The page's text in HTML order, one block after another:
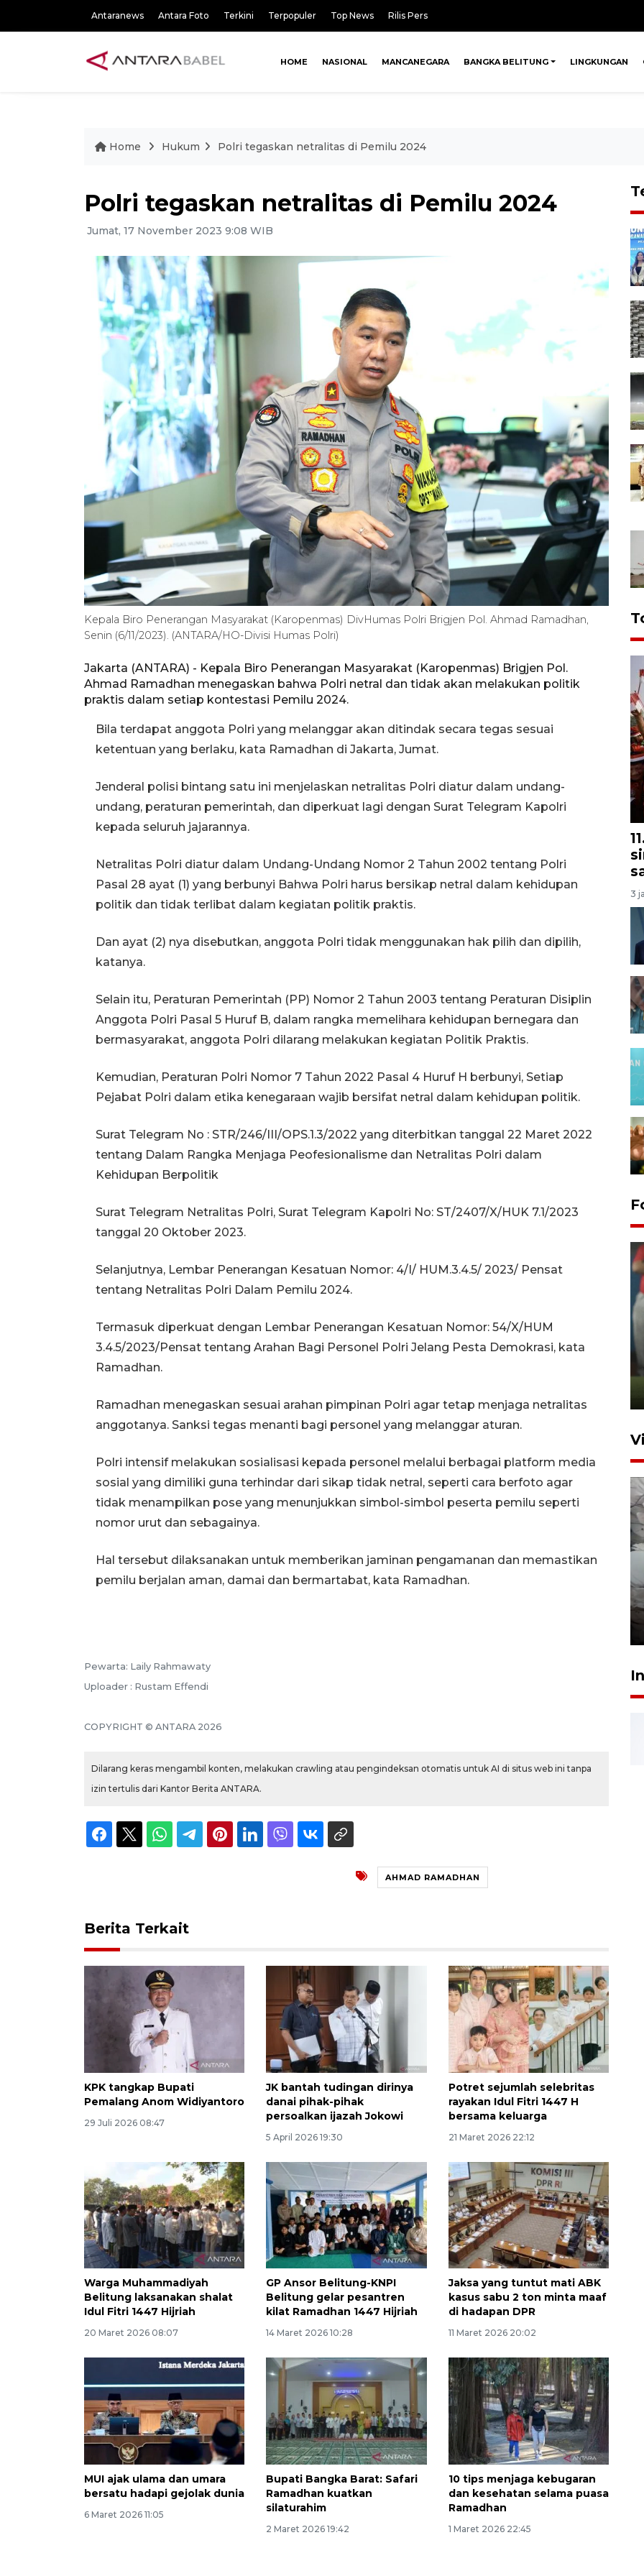
Antaranews Antara Foto Terkini Terpopuler Top News Rilis Pers
HOME NASIONAL MANCANEGARA BANGKA BELITUNG LINGKUNGAN
Home Hukum Polri tegaskan netralitas di Pemilu 2024
Polri tegaskan netralitas di Pemilu 2024
Jumat, 17 November 2023 9:08 WIB
Kepala Biro Penerangan Masyarakat (Karopenmas) DivHumas Polri Brigjen Pol. Ahmad Ramadhan,
Senin (6/11/2023). (ANTARA/HO-Divisi Humas Polri)
Jakarta (ANTARA) - Kepala Biro Penerangan Masyarakat (Karopenmas) Brigjen Pol.
Ahmad Ramadhan menegaskan bahwa Polri netral dan tidak akan melakukan politik
praktis dalam setiap kontestasi Pemilu 2024.
Bila terdapat anggota Polri yang melanggar akan ditindak secara tegas sesuai
ketentuan yang berlaku, kata Ramadhan di Jakarta, Jumat.
Jenderal polisi bintang satu ini menjelaskan netralitas Polri diatur dalam undang-
undang, peraturan pemerintah, dan diperkuat lagi dengan Surat Telegram Kapolri
kepada seluruh jajarannya.
Netralitas Polri diatur dalam Undang-Undang Nomor 2 Tahun 2002 tentang Polri
Pasal 28 ayat (1) yang berbunyi Bahwa Polri harus bersikap netral dalam kehidupan
politik dan tidak terlibat dalam kegiatan politik praktis.
Dan ayat (2) nya disebutkan, anggota Polri tidak menggunakan hak pilih dan dipilih,
katanya.
Selain itu, Peraturan Pemerintah (PP) Nomor 2 Tahun 2003 tentang Peraturan Disiplin
Anggota Polri Pasal 5 Huruf B, dalam rangka memelihara kehidupan bernegara dan
bermasyarakat, anggota Polri dilarang melakukan kegiatan Politik Praktis.
Kemudian, Peraturan Polri Nomor 7 Tahun 2022 Pasal 4 Huruf H berbunyi, Setiap
Pejabat Polri dalam etika kenegaraan wajib bersifat netral dalam kehidupan politik.
Surat Telegram No : STR/246/III/OPS.1.3/2022 yang diterbitkan tanggal 22 Maret 2022
tentang Dalam Rangka Menjaga Peofesionalisme dan Netralitas Polri dalam
Kehidupan Berpolitik
Surat Telegram Netralitas Polri, Surat Telegram Kapolri No: ST/2407/X/HUK 7.1/2023
tanggal 20 Oktober 2023.
Selanjutnya, Lembar Penerangan Kesatuan Nomor: 4/I/ HUM.3.4.5/ 2023/ Pensat
tentang Netralitas Polri Dalam Pemilu 2024.
Termasuk diperkuat dengan Lembar Penerangan Kesatuan Nomor: 54/X/HUM
3.4.5/2023/Pensat tentang Arahan Bagi Personel Polri Jelang Pesta Demokrasi, kata
Ramadhan.
Ramadhan menegaskan sesuai arahan pimpinan Polri agar tetap menjaga netralitas
anggotanya. Sanksi tegas menanti bagi personel yang melanggar aturan.
Polri intensif melakukan sosialisasi kepada personel melalui berbagai platform media
sosial yang dimiliki guna terhindar dari sikap tidak netral, seperti cara berfoto agar
tidak menampilkan pose yang menunjukkan simbol-simbol peserta pemilu seperti
nomor urut dan sebagainya.
Hal tersebut dilaksanakan untuk memberikan jaminan pengamanan dan memastikan
pemilu berjalan aman, damai dan bermartabat, kata Ramadhan.
Pewarta: Laily Rahmawaty
Uploader : Rustam Effendi
COPYRIGHT © ANTARA 2026
Dilarang keras mengambil konten, melakukan crawling atau pengindeksan otomatis untuk AI di situs web ini tanpa
izin tertulis dari Kantor Berita ANTARA.
AHMAD RAMADHAN
Berita Terkait
KPK tangkap Bupati
Pemalang Anom Widiyantoro
29 Juli 2026 08:47
JK bantah tudingan dirinya
danai pihak-pihak
persoalkan ijazah Jokowi
5 April 2026 19:30
Potret sejumlah selebritas
rayakan Idul Fitri 1447 H
bersama keluarga
21 Maret 2026 22:12
Warga Muhammadiyah
Belitung laksanakan shalat
Idul Fitri 1447 Hijriah
20 Maret 2026 08:07
GP Ansor Belitung-KNPI
Belitung gelar pesantren
kilat Ramadhan 1447 Hijriah
14 Maret 2026 10:28
Jaksa yang tuntut mati ABK
kasus sabu 2 ton minta maaf
di hadapan DPR
11 Maret 2026 20:02
MUI ajak ulama dan umara
bersatu hadapi gejolak dunia
6 Maret 2026 11:05
Bupati Bangka Barat: Safari
Ramadhan kuatkan
silaturahim
2 Maret 2026 19:42
10 tips menjaga kebugaran
dan kesehatan selama puasa
Ramadhan
1 Maret 2026 22:45
3
ANTARA Babel-Kanwil
KemenHAM Babel Jalin Kerja
BPBD Pangkalpinang
160 ribu sambungan baru
jaringan gas 2026